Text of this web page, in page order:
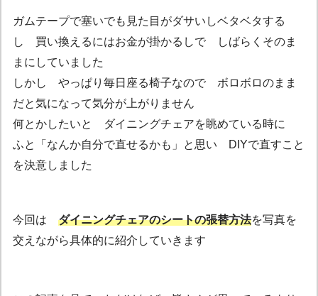
ガムテープで塞いでも見た目がダサいしベタベタする
し 買い換えるにはお金が掛かるしで しばらくそのま
まにしていました
しかし やっぱり毎日座る椅子なので ボロボロのまま
だと気になって気分が上がりません
何とかしたいと ダイニングチェアを眺めている時に
ふと「なんか自分で直せるかも」と思い DIYで直すこと
を決意しました
今回は ダイニングチェアのシートの張替方法を写真を
交えながら具体的に紹介していきます